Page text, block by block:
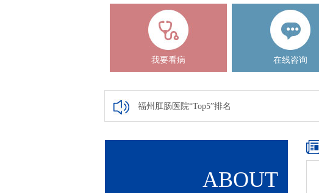
我要看病 在线咨询
福州肛肠医院“Top5”排名
ABOUT